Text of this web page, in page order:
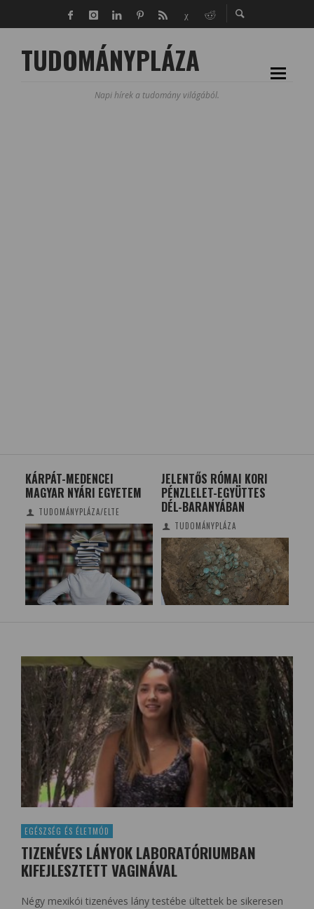
TUDOMÁNYPLÁZA
Napi hírek a tudomány világából.
KÁRPÁT-MEDENCEI
MAGYAR NYÁRI EGYETEM
TUDOMÁNYPLÁZA/ELTE
JELENTŐS RÓMAI KORI
PÉNZLELET-EGYÜTTES
DÉL-BARANYÁBAN
TUDOMÁNYPLÁZA
EGÉSZSÉG ÉS ÉLETMÓD
TIZENÉVES LÁNYOK LABORATÓRIUMBAN
KIFEJLESZTETT VAGINÁVAL
Négy mexikói tizenéves lány testébe ültettek be sikeresen